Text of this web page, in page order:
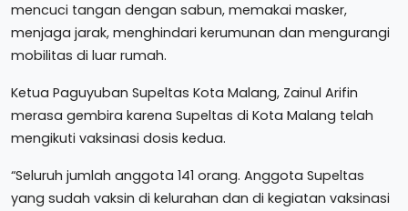
mencuci tangan dengan sabun, memakai masker,
menjaga jarak, menghindari kerumunan dan mengurangi
mobilitas di luar rumah.
Ketua Paguyuban Supeltas Kota Malang, Zainul Arifin
merasa gembira karena Supeltas di Kota Malang telah
mengikuti vaksinasi dosis kedua.
“Seluruh jumlah anggota 141 orang. Anggota Supeltas
yang sudah vaksin di kelurahan dan di kegiatan vaksinasi